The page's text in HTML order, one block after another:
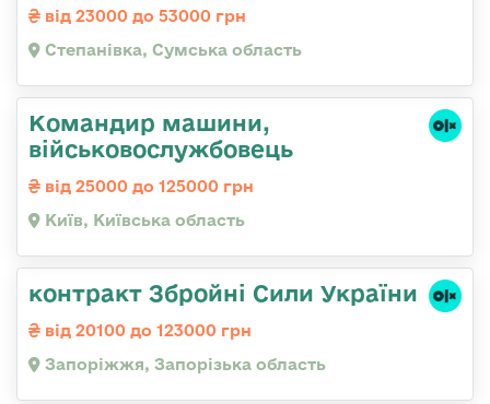
від 23000 до 53000 грн
Степанівка, Сумська область
Командир машини,
військовослужбовець
від 25000 до 125000 грн
Київ, Київська область
контракт Збройні Сили України
від 20100 до 123000 грн
Запоріжжя, Запорізька область